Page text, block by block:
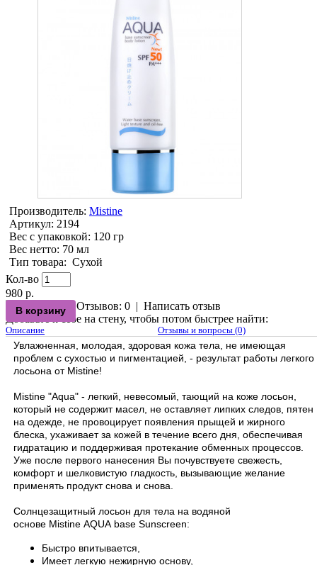
Производитель: Mistine
Артикул: 2194
Вес с упаковкой: 120 гр
Вес нетто: 70 мл
Тип товара: Сухой
Кол-во
980 р.
Отзывов: 0 | Написать отзыв
Добавьте к себе на стену, чтобы потом быстрее найти:
Описание Отзывы и вопросы (0)
Увлажненная, молодая, здоровая кожа тела, не имеющая
проблем с сухостью и пигментацией, - результат работы легкого
лосьона от Mistine!
Mistine "Aqua" - легкий, невесомый, тающий на коже лосьон,
который не содержит масел, не оставляет липких следов, пятен
на одежде, не провоцирует появления прыщей и жирного
блеска, ухаживает за кожей в течение всего дня, обеспечивая
гидратацию и поддерживая протекание обменных процессов.
Уже после первого нанесения Вы почувствуете свежесть,
комфорт и шелковистую гладкость, вызывающие желание
применять продукт снова и снова.
Солнцезащитный лосьон для тела на водяной
основе Mistine AQUA base Sunscreen:
Быстро впитывается,
Имеет легкую нежирную основу,